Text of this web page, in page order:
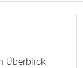
Überblick